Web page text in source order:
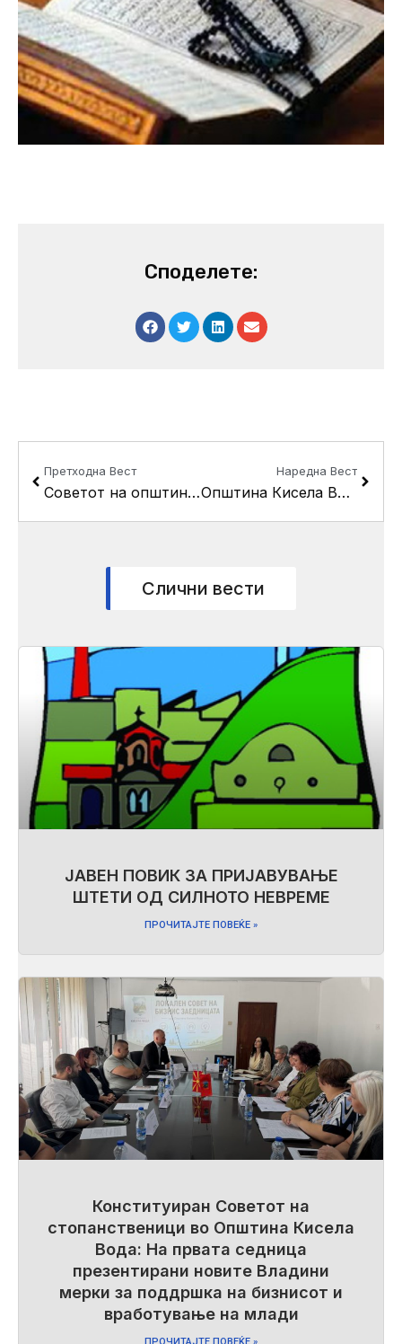
Споделете:
Претходна Вест
Советот на општина Кисела Вода ја одржa 32-та пленарна седницa
Наредна Вест
Општина Кисела Вода спроведува мерки за енергетска ефикасност во градинката “8 Март” во Пржино
Слични вести
ЈАВЕН ПОВИК ЗА ПРИЈАВУВАЊЕ
ШТЕТИ ОД СИЛНОТО НЕВРЕМЕ
ПРОЧИТАЈТЕ ПОВЕЌЕ »
Конституиран Советот на
стопанственици во Општина Кисела
Вода: На првата седница
презентирани новите Владини
мерки за поддршка на бизнисот и
вработување на млади
ПРОЧИТАЈТЕ ПОВЕЌЕ »